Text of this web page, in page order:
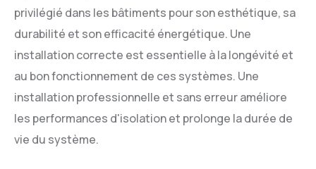
privilégié dans les bâtiments pour son esthétique, sa
durabilité et son efficacité énergétique. Une
installation correcte est essentielle à la longévité et
au bon fonctionnement de ces systèmes. Une
installation professionnelle et sans erreur améliore
les performances d'isolation et prolonge la durée de
vie du système.